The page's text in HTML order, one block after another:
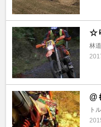
☆
林
@
ト